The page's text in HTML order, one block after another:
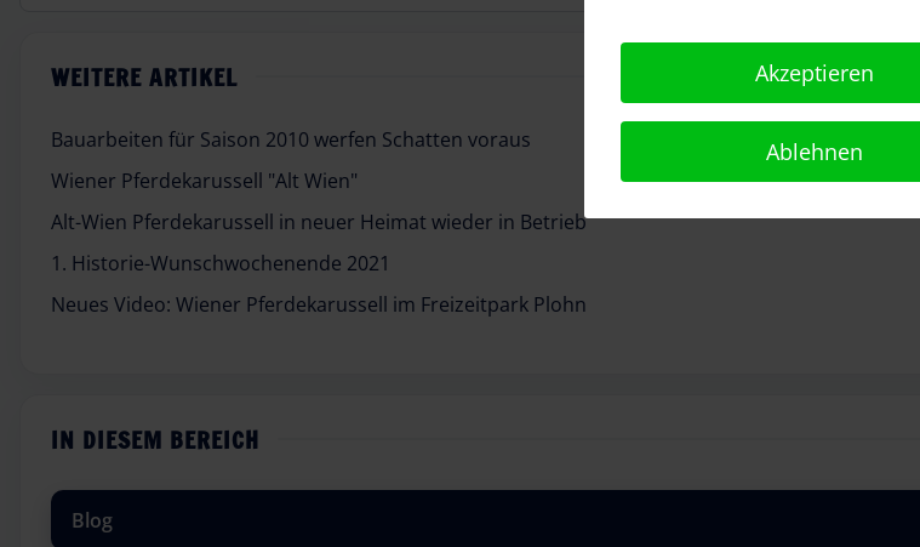
WEITERE ARTIKEL
Bauarbeiten für Saison 2010 werfen Schatten voraus
Wiener Pferdekarussell "Alt Wien"
Alt-Wien Pferdekarussell in neuer Heimat wieder in Betrieb
1. Historie-Wunschwochenende 2021
Neues Video: Wiener Pferdekarussell im Freizeitpark Plohn
IN DIESEM BEREICH
Blog
Akzeptieren
Ablehnen